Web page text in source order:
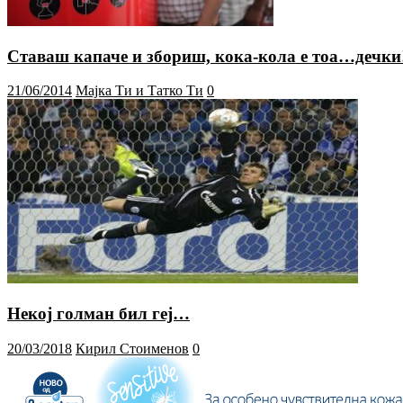
Ставаш капаче и збориш, кока-кола е
21/06/2014 Мајка Ти и Татко Ти 0
Некој голман бил геј…
20/03/2018 Кирил Стоименов 0